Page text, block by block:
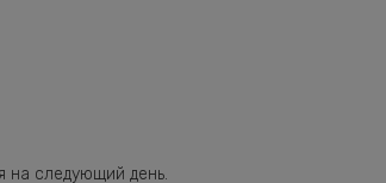
на следующий день.